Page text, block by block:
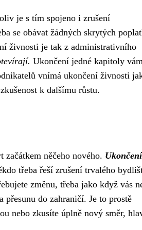
je s tím spojeno i zrušení
se obávat žádných skrytých
živnosti je tak z administrativního
Ukončení jedné kapitoly
vnímá ukončení živnosti
k dalšímu růstu.
něčeho nového. Ukončení
třeba řeší zrušení trvalého
změnu, třeba jako když vás
do zahraničí. Je to prostě
nebo zkusíte úplně nový směr,